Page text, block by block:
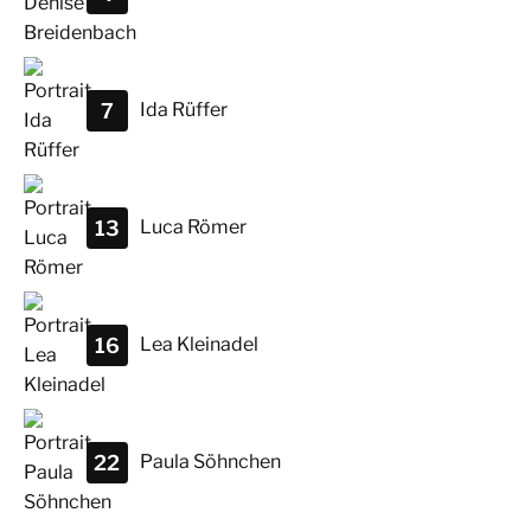
Ida Rüffer
7
Luca Römer
13
Lea Kleinadel
16
Paula Söhnchen
22